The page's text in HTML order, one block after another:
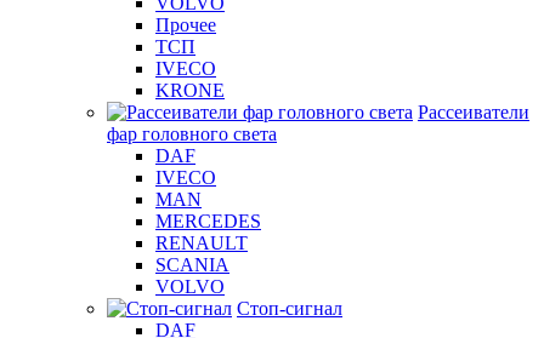
Прочее
ТСП
IVECO
KRONE
Рассеиватели
фар головного света
DAF
IVECO
MAN
MERCEDES
RENAULT
SCANIA
VOLVO
Стоп-сигнал
DAF